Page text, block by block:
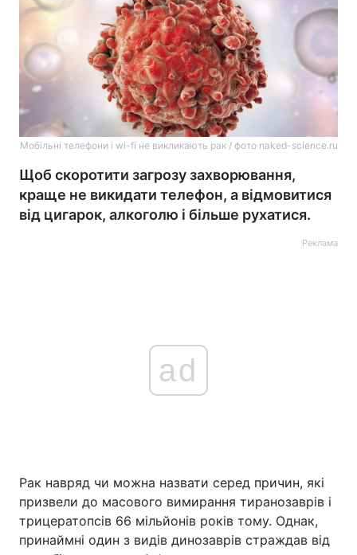
Мобільні телефони і wi-fi не викликають рак / фото naked-science.ru
Щоб скоротити загрозу захворювання,
краще не викидати телефон, а відмовитися
від цигарок, алкоголю і більше рухатися.
Реклама
ad
Рак навряд чи можна назвати серед причин, які
призвели до масового вимирання тиранозаврів і
трицератопсів 66 мільйонів років тому. Однак,
принаймні один з видів динозаврів страждав від